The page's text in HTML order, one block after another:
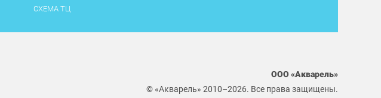
СХЕМА ТЦ
ООО «Акварель»
© «Акварель» 2010–2026. Все права защищены.